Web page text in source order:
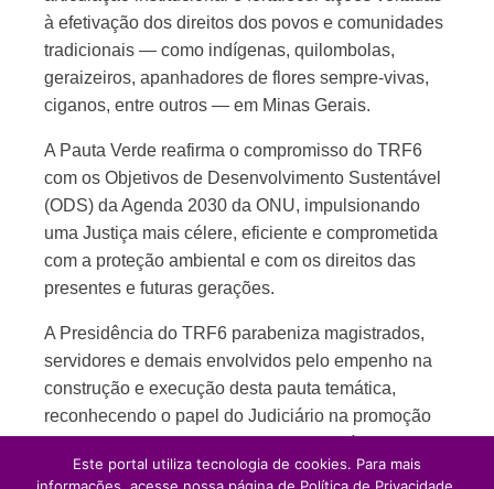
à efetivação dos direitos dos povos e comunidades
tradicionais — como indígenas, quilombolas,
geraizeiros, apanhadores de flores sempre-vivas,
ciganos, entre outros — em Minas Gerais.
A Pauta Verde reafirma o compromisso do TRF6
com os Objetivos de Desenvolvimento Sustentável
(ODS) da Agenda 2030 da ONU, impulsionando
uma Justiça mais célere, eficiente e comprometida
com a proteção ambiental e com os direitos das
presentes e futuras gerações.
A Presidência do TRF6 parabeniza magistrados,
servidores e demais envolvidos pelo empenho na
construção e execução desta pauta temática,
reconhecendo o papel do Judiciário na promoção
Este portal utiliza tecnologia de cookies. Para mais